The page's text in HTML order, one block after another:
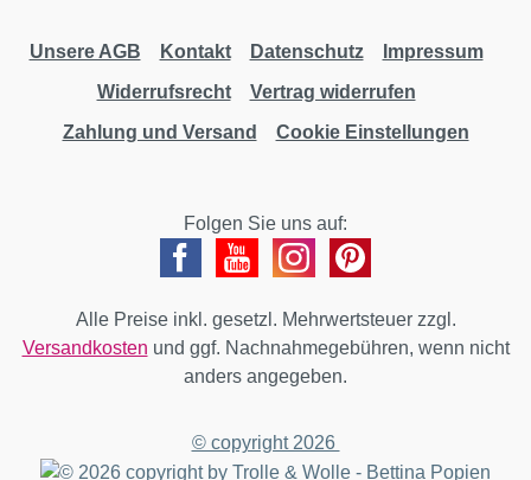
Unsere AGB Kontakt Datenschutz
Impressum
Widerrufsrecht
Vertrag widerrufen
Zahlung und Versand
Cookie Einstellungen
Folgen Sie uns auf:
Alle Preise inkl. gesetzl. Mehrwertsteuer zzgl.
Versandkosten und ggf. Nachnahmegebühren, wenn nicht
anders angegeben.
© copyright 2026